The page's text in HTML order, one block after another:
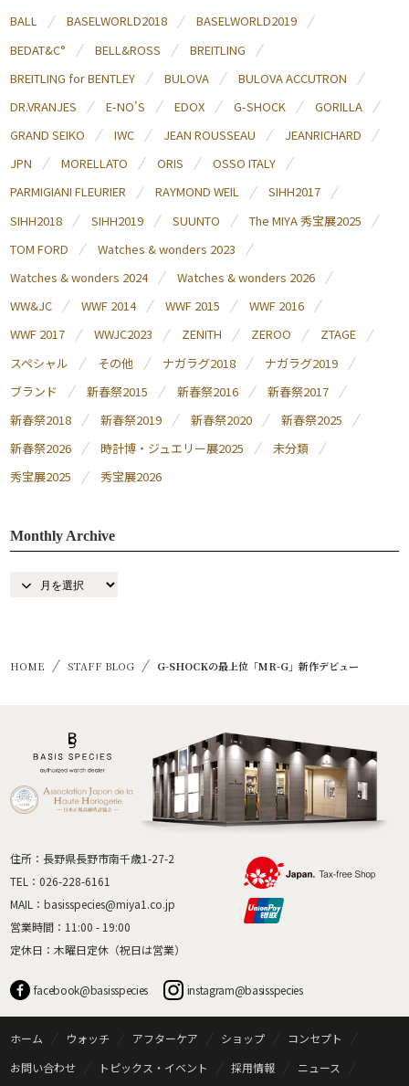
BALL BASELWORLD2018
BASELWORLD2019
BEDAT&C°
BELL&ROSS
BREITLING
BREITLING for BENTLEY
BULOVA
BULOVA ACCUTRON
DR.VRANJES
E-NO'S EDOX G-SHOCK
GORILLA
GRAND SEIKO
IWC JEAN ROUSSEAU
JEANRICHARD
JPN
MORELLATO ORIS
OSSO ITALY
PARMIGIANI FLEURIER
RAYMOND WEIL
SIHH2017
SIHH2018
SIHH2019 SUUNTO
The MIYA 秀宝展2025
TOM FORD
Watches & wonders 2023
Watches & wonders 2024
Watches & wonders 2026
WW&JC
WWF 2014 WWF 2015
WWF 2016
WWF 2017
WWJC2023 ZENITH ZEROO
ZTAGE
スペシャル
その他 ナガラグ2018
ナガラグ2019
ブランド
新春祭2015 新春祭2016
新春祭2017
新春祭2018
新春祭2019 新春祭2020
新春祭2025
新春祭2026
時計博・ジュエリー展2025
未分類
秀宝展2025
秀宝展2026
Monthly Archive
HOME STAFF BLOG G-SHOCKの最上位「MR-G」新作デビュー
住所：長野県長野市南千歳1-27-2
TEL： 026-228-6161
MAIL： basisspecies@miya1.co.jp
営業時間：11:00 - 19:00
定休日：木曜日定休（祝日は営業）
facebook@basisspecies instagram@basisspecies
ホーム ウォッチ アフターケア ショップ
コンセプト
お問い合わせ
トピックス・イベント 採用情報 ニュース